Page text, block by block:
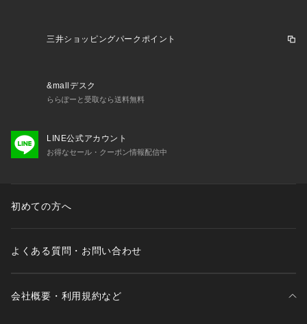
大会用水泳帽 選手用 レーシング レーシングキャップ メッシュ
ueikomono26
三井ショッピングパークポイント
&mallデスク
ららぽーと受取なら送料無料
LINE公式アカウント
お得なセール・クーポン情報配信中
初めての方へ
よくある質問・お問い合わせ
会社概要・利用規約など